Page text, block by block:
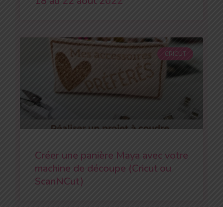
CRICUT
Créer une panière Maya avec votre
machine de découpe (Cricut ou
ScanNCut)